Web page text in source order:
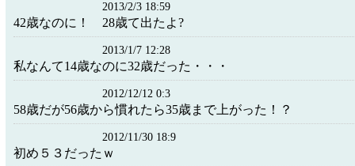
2013/2/3 18:59
42歳なのに！ 28歳て出たよ?
2013/1/7 12:28
私なんて14歳なのに32歳だった・・・
2012/12/12 0:3
58歳だが56歳から慣れたら35歳まで上がった！？
2012/11/30 18:9
初め５３だったｗ